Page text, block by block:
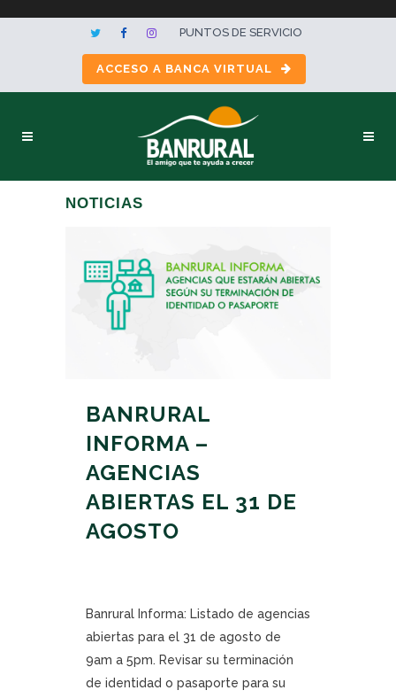
PUNTOS DE SERVICIO
ACCESO A BANCA VIRTUAL
NOTICIAS
BANRURAL
INFORMA –
AGENCIAS
ABIERTAS EL 31 DE
AGOSTO
Banrural Informa: Listado de agencias
abiertas para el 31 de agosto de
9am a 5pm. Revisar su terminación
de identidad o pasaporte para su